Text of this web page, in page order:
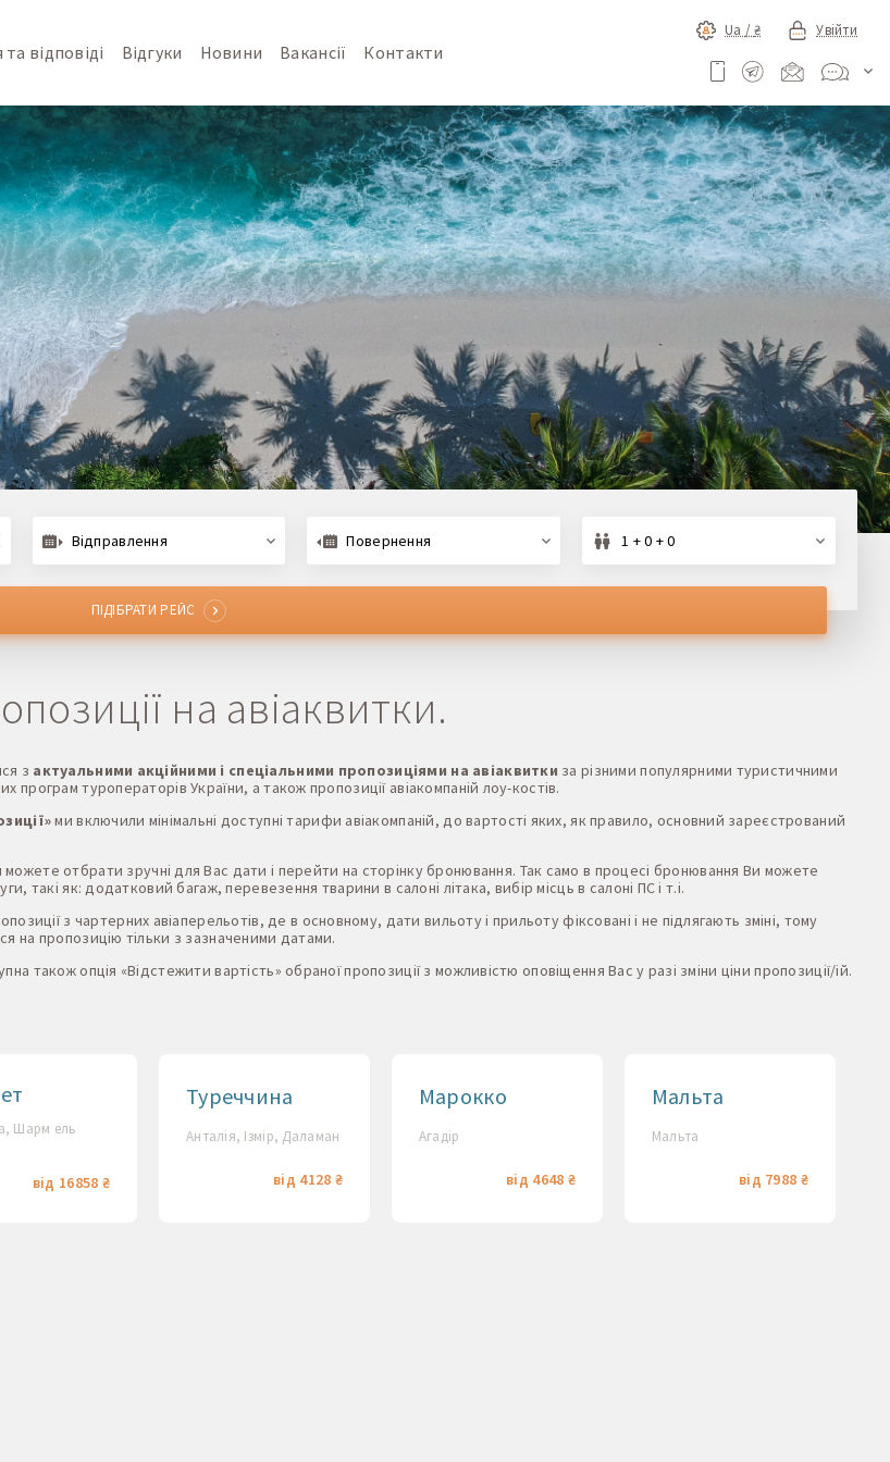
відповіді Відгуки Новини Вакансії Контакти
Ua /₴ Увійти
Відправлення Повернення 1 + 0 + 0
ПІДІБРАТИ РЕЙС
на авіаквитки.
з актуальними акційними і спеціальними пропозиціями на авіаквитки за різними популярними туристичними
програм туроператорів України, а також пропозиції авіакомпаній лоу-костів.
ми включили мінімальні доступні тарифи авіакомпаній, до вартості яких, як правило, основний зареєстрований
можете отбрати зручні для Вас дати і перейти на сторінку бронювання. Так само в процесі бронювання Ви можете
такі як: додатковий багаж, перевезення тварини в салоні літака, вибір місць в салоні ПС і т.і.
з чартерних авіаперельотів, де в основному, дати вильоту і прильоту фіксовані і не підлягають зміні, тому
на пропозицію тільки з зазначеними датами.
також опція «Відстежити вартість» обраної пропозиції з можливістю оповіщення Вас у разі зміни ціни пропозиції/ій.
Шарм ель
від 16858 ₴
Туреччина
Анталія, Ізмір, Даламан
від 4128 ₴
Марокко
Агадір
від 4648 ₴
Мальта
Мальта
від 7988 ₴